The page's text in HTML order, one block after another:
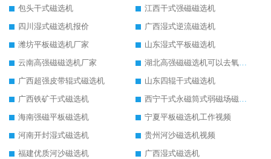
包头干式磁选机
江西干式强磁磁选机
四川湿式磁选机报价
广西湿式逆流磁选机
潍坊平板磁选机厂家
山东湿式平板磁选机
云南高强磁磁选机厂家
湖北高强磁磁选机可以去氧化铝
广西超强皮带辊式磁选机
山东四辊干式磁选机
广西铁矿干式磁选机
西宁干式永磁筒式弱磁场磁选机结构图
海南强磁平板磁选机
宁夏平板磁选机工作视频
河南开封湿式磁选机
贵州河沙磁选机视频
福建优质河沙磁选机
广西湿式磁选机